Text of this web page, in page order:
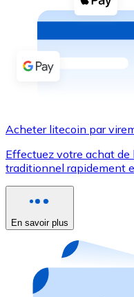
Achetez des
Acheter avec
Virement SEPA
Utilisez les cartes
Acheter avec carte
Nouveau
Achetez des
Aller à la boutique
Acheter litecoin par
Effectuez votre achat
traditionnel rapidement
En savoir plus